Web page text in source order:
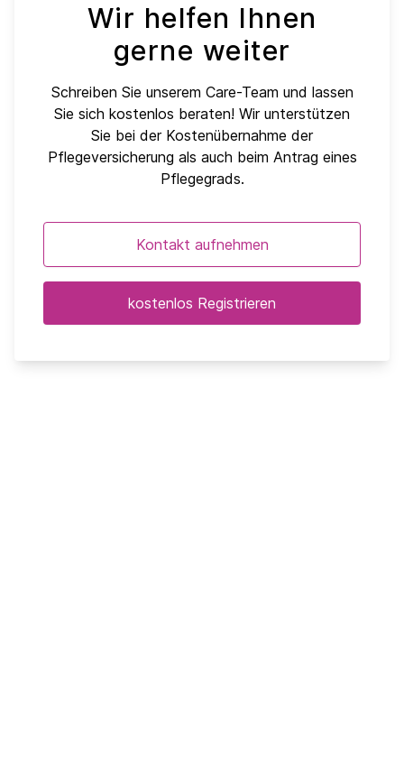
Wir helfen Ihnen
gerne weiter
Schreiben Sie unserem Care-Team und lassen
Sie sich kostenlos beraten! Wir unterstützen
Sie bei der Kostenübernahme der
Pflegeversicherung als auch beim Antrag eines
Pflegegrads.
Kontakt aufnehmen
kostenlos Registrieren